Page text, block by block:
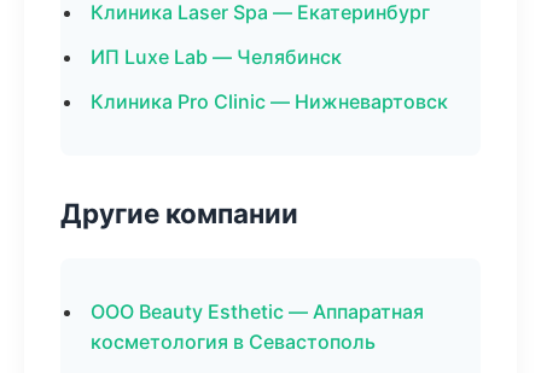
Клиника Laser Spa — Екатеринбург
ИП Luxe Lab — Челябинск
Клиника Pro Clinic — Нижневартовск
Другие компании
ООО Beauty Esthetic — Аппаратная
косметология в Севастополь